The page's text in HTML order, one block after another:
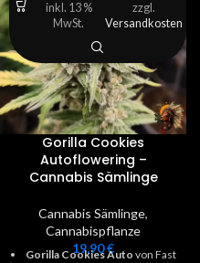
Gorilla Cookies
Autoflowering –
Cannabis Sämlinge
Cannabis Sämlinge,
Cannabispflanze
19,90€
Gorilla Cookies Auto von Fast
inkl. 13 %
MwSt.
zzgl.
Versandkosten